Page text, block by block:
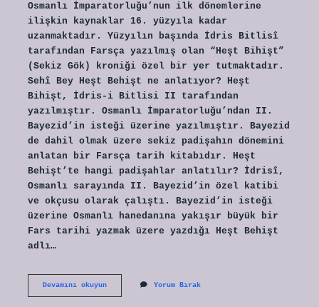
Osmanlı İmparatorluğu’nun ilk dönemlerine
ilişkin kaynaklar 16. yüzyıla kadar
uzanmaktadır. Yüzyılın başında İdris Bitlisî
tarafından Farsça yazılmış olan “Heşt Bihişt”
(Sekiz Gök) kroniği özel bir yer tutmaktadır.
Sehî Bey Heşt Behişt ne anlatıyor? Heşt
Bihişt, İdris-i Bitlisi II tarafından
yazılmıştır. Osmanlı İmparatorluğu’ndan II.
Bayezid’in isteği üzerine yazılmıştır. Bayezid
de dahil olmak üzere sekiz padişahın dönemini
anlatan bir Farsça tarih kitabıdır. Heşt
Behişt’te hangi padişahlar anlatılır? İdrisî,
Osmanlı sarayında II. Bayezid’in özel katibi
ve okçusu olarak çalıştı. Bayezid’in isteği
üzerine Osmanlı hanedanına yakışır büyük bir
Fars tarihi yazmak üzere yazdığı Heşt Behişt
adlı…
Devamını okuyunSehî
Yorum Bırak